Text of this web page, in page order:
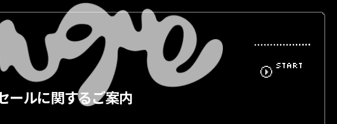
START
ールに関するご案内